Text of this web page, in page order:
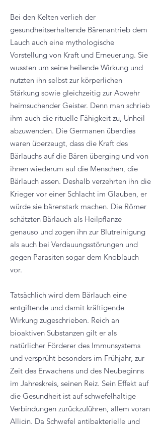
Bei den Kelten verlieh der
gesundheitserhaltende Bärenantrieb dem
Lauch auch eine mythologische
Vorstellung von Kraft und Erneuerung. Sie
wussten um seine heilende Wirkung und
nutzten ihn selbst zur körperlichen
Stärkung sowie gleichzeitig zur Abwehr
heimsuchender Geister. Denn man schrieb
ihm auch die rituelle Fähigkeit zu, Unheil
abzuwenden. Die Germanen überdies
waren überzeugt, dass die Kraft des
Bärlauchs auf die Bären überging und von
ihnen wiederum auf die Menschen, die
Bärlauch assen. Deshalb verzehrten ihn die
Krieger vor einer Schlacht im Glauben, er
würde sie bärenstark machen. Die Römer
schätzten Bärlauch als Heilpflanze
genauso und zogen ihn zur Blutreinigung
als auch bei Verdauungsstörungen und
gegen Parasiten sogar dem Knoblauch
vor.
Tatsächlich wird dem Bärlauch eine
entgiftende und damit kräftigende
Wirkung zugeschrieben. Reich an
bioaktiven Substanzen gilt er als
natürlicher Förderer des Immunsystems
und versprüht besonders im Frühjahr, zur
Zeit des Erwachens und des Neubeginns
im Jahreskreis, seinen Reiz. Sein Effekt auf
die Gesundheit ist auf schwefelhaltige
Verbindungen zurückzuführen, allem voran
Allicin. Da Schwefel antibakterielle und